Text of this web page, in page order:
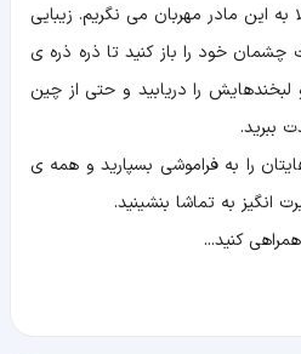
به این مادر مهربان می نگریم. زیبایی
چشمان خود را باز کنید تا ذره ذره ی
را دریابید و حتی از چین
ببرید.
را به فراموشی بسپارید و همه ی
انگیز به تماشا بنشینید.
کنید...